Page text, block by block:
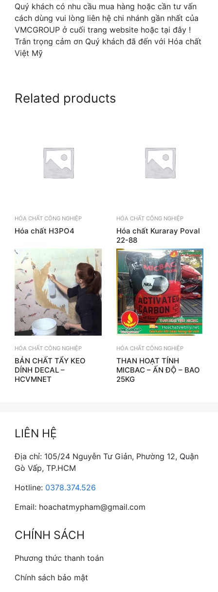
Quý khách có nhu cầu mua hàng hoặc cần tư vấn
cách dùng vui lòng liên hệ chi nhánh gần nhất của
VMCGROUP ở cuối trang website hoặc tại đây !
Trân trọng cảm ơn Quý khách đã đến với Hóa chất
Việt Mỹ
Related products
HÓA CHẤT CÔNG NGHIỆP
Hóa chất H3PO4
HÓA CHẤT CÔNG NGHIỆP
Hóa chất Kuraray Poval
22-88
HÓA CHẤT CÔNG NGHIỆP
BÁN CHẤT TẨY KEO
DÍNH DECAL –
HCVMNET
HÓA CHẤT CÔNG NGHIỆP
THAN HOẠT TÍNH
MICBAC – ẤN ĐỘ – BAO
25KG
LIÊN HỆ
Địa chỉ: 105/24 Nguyễn Tư Giản, Phường 12, Quận
Gò Vấp, TP.HCM
Hotline: 0378.374.526
Email: hoachatmypham@gmail.com
CHÍNH SÁCH
Phương thức thanh toán
Chính sách bảo mật